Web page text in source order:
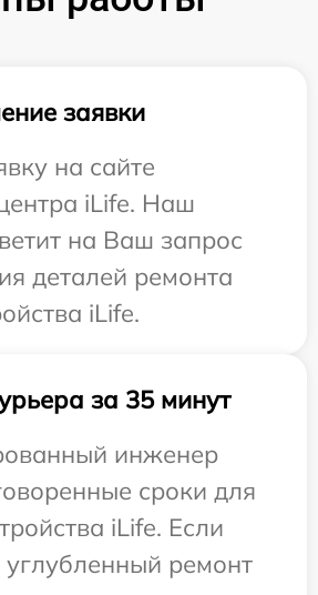
заявки
на сайте
iLife. Наш
на Ваш запрос
деталей ремонта
iLife.
за 35 минут
инженер
сроки для
iLife. Если
углубленный ремонт